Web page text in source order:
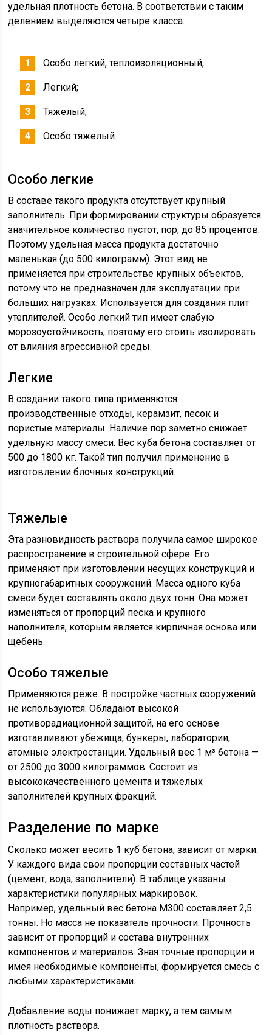
удельная плотность бетона. В соответствии с таким
делением выделяются четыре класса:
Особо легкий, теплоизоляционный;
Легкий;
Тяжелый;
Особо тяжелый.
Особо легкие
В составе такого продукта отсутствует крупный
заполнитель. При формировании структуры образуется
значительное количество пустот, пор, до 85 процентов.
Поэтому удельная масса продукта достаточно
маленькая (до 500 килограмм). Этот вид не
применяется при строительстве крупных объектов,
потому что не предназначен для эксплуатации при
больших нагрузках. Используется для создания плит
утеплителей. Особо легкий тип имеет слабую
морозоустойчивость, поэтому его стоить изолировать
от влияния агрессивной среды.
Легкие
В создании такого типа применяются
производственные отходы, керамзит, песок и
пористые материалы. Наличие пор заметно снижает
удельную массу смеси. Вес куба бетона составляет от
500 до 1800 кг. Такой тип получил применение в
изготовлении блочных конструкций.
Тяжелые
Эта разновидность раствора получила самое широкое
распространение в строительной сфере. Его
применяют при изготовлении несущих конструкций и
крупногабаритных сооружений. Масса одного куба
смеси будет составлять около двух тонн. Она может
изменяться от пропорций песка и крупного
наполнителя, которым является кирпичная основа или
щебень.
Особо тяжелые
Применяются реже. В постройке частных сооружений
не используются. Обладают высокой
противорадиационной защитой, на его основе
изготавливают убежища, бункеры, лаборатории,
атомные электростанции. Удельный вес 1 м³ бетона —
от 2500 до 3000 килограммов. Состоит из
высококачественного цемента и тяжелых
заполнителей крупных фракций.
Разделение по марке
Сколько может весить 1 куб бетона, зависит от марки.
У каждого вида свои пропорции составных частей
(цемент, вода, заполнители). В таблице указаны
характеристики популярных маркировок.
Например, удельный вес бетона М300 составляет 2,5
тонны. Но масса не показатель прочности. Прочность
зависит от пропорций и состава внутренних
компонентов и материалов. Зная точные пропорции и
имея необходимые компоненты, формируется смесь с
любыми характеристиками.
Добавление воды понижает марку, а тем самым
плотность раствора.